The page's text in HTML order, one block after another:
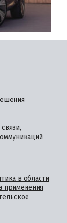
в области
применения